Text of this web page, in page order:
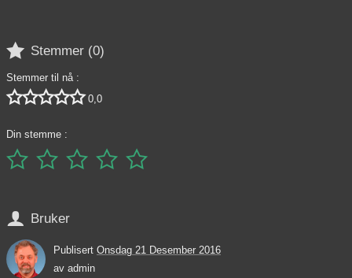
 Stemmer (0)
Stemmer til nå :
 0,0
Din stemme :
    
 Bruker
Publisert Onsdag 21 Desember 2016
av admin